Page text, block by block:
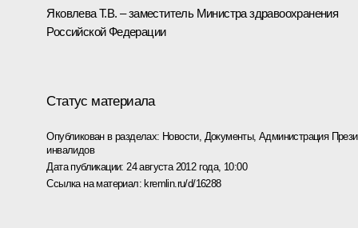
Яковлева Т.В. – заместитель Министра здравоохранения
Российской Федерации
Статус материала
Опубликован в разделах: Новости, Документы,Администрация
инвалидов
Дата публикации: 24 августа 2012 года, 10:00
Ссылка на материал: kremlin.ru/d/16288